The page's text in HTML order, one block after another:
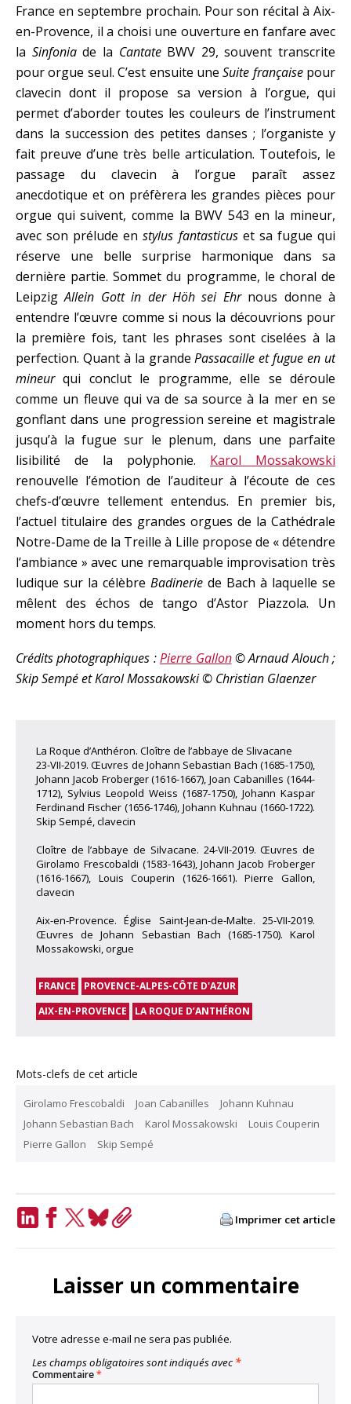
France en septembre prochain. Pour son récital à Aix-
en-Provence, il a choisi une ouverture en fanfare avec
la Sinfoniade la CantateBWV 29, souvent transcrite
pour orgue seul. C’est ensuite uneSuite françaisepour
clavecin dont il propose sa version à l’orgue, qui
permet d’aborder toutes les couleurs de l’instrument
dans la succession des petites danses ; l’organiste y
fait preuve d’une très belle articulation. Toutefois, le
passage du clavecin à l’orgue paraît assez
anecdotique et on préfèrera les grandes pièces pour
orgue qui suivent, comme la BWV 543 en la mineur,
avec son prélude enstylus fantasticus et sa fugue qui
réserve une belle surprise harmonique dans sa
dernière partie. Sommet du programme, le choral de
LeipzigAllein Gott in der Höh sei Ehr nous donne à
entendre l’œuvre comme si nous la découvrions pour
la première fois, tant les phrases sont ciselées à la
perfection. Quant à la grandePassacaille et fugue en ut
mineurqui conclut le programme, elle se déroule
comme un fleuve qui va de sa source à la mer en se
gonflant dans une progression sereine et magistrale
jusqu’à la fugue sur le plenum, dans une parfaite
lisibilité de la polyphonie. Karol Mossakowski
renouvelle l’émotion de l’auditeur à l’écoute de ces
chefs-d’œuvre tellement entendus. En premier bis,
l’actuel titulaire des grandes orgues de la Cathédrale
Notre-Dame de la Treille à Lille propose de « détendre
l’ambiance » avec une remarquable improvisation très
ludique sur la célèbre Badinerie de Bach à laquelle se
mêlent des échos de tango d’Astor Piazzola. Un
moment hors du temps.
Crédits photographiques :Pierre Gallon© Arnaud Alouch ;
Skip Sempé et Karol Mossakowski © Christian Glaenzer
La Roque d’Anthéron. Cloître de l’abbaye de Slivacane
23-VII-2019. Œuvres de Johann Sebastian Bach (1685-1750),
Johann Jacob Froberger (1616-1667), Joan Cabanilles (1644-
1712), Sylvius Leopold Weiss (1687-1750), Johann Kaspar
Ferdinand Fischer (1656-1746), Johann Kuhnau (1660-1722).
Skip Sempé, clavecin
Cloître de l’abbaye de Silvacane. 24-VII-2019. Œuvres de
Girolamo Frescobaldi (1583-1643), Johann Jacob Froberger
(1616-1667), Louis Couperin (1626-1661). Pierre Gallon,
clavecin
Aix-en-Provence. Église Saint-Jean-de-Malte. 25-VII-2019.
Œuvres de Johann Sebastian Bach (1685-1750). Karol
Mossakowski, orgue
FRANCE
PROVENCE-ALPES-CÔTE D'AZUR
AIX-EN-PROVENCE
LA ROQUE D’ANTHÉRON
Mots-clefs de cet article
Girolamo Frescobaldi Joan Cabanilles
Johann Kuhnau
Johann Sebastian Bach
Karol Mossakowski
Louis Couperin
Pierre Gallon
Skip Sempé
Imprimer cet article
Laisser un commentaire
Votre adresse e-mail ne sera pas publiée.
Les champs obligatoires sont indiqués avec *
Commentaire*